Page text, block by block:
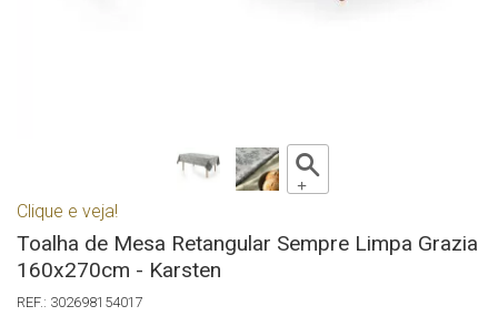
Clique e veja!
Toalha de Mesa Retangular Sempre Limpa Grazia
160x270cm - Karsten
302698154017